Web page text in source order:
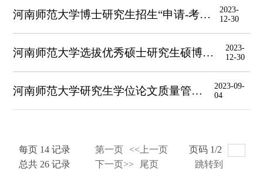
河南师范大学博士研究生招生“申请-考核”制实施办法
2023-
12-30
河南师范大学选拔优秀硕士研究生硕博连读攻读博士学位实施办法
2023-
12-30
河南师范大学研究生学位论文质量管理办法
2023-09-
04
每页 14 记录
总共 26 记录
第一页
<<上一页
下一页>>
尾页
页码 1/2
跳转到